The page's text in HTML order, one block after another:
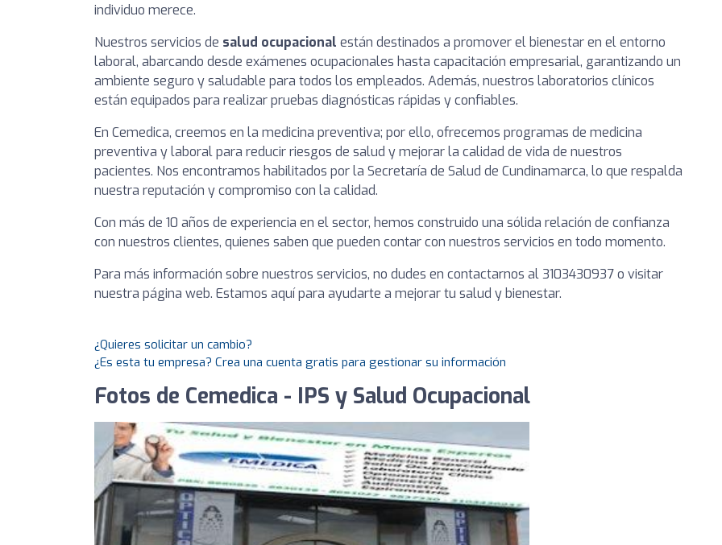
individuo merece.
Nuestros servicios de salud ocupacional están destinados a promover el bienestar en el entorno
laboral, abarcando desde exámenes ocupacionales hasta capacitación empresarial, garantizando un
ambiente seguro y saludable para todos los empleados. Además, nuestros laboratorios clínicos
están equipados para realizar pruebas diagnósticas rápidas y confiables.
En Cemedica, creemos en la medicina preventiva; por ello, ofrecemos programas de medicina
preventiva y laboral para reducir riesgos de salud y mejorar la calidad de vida de nuestros
pacientes. Nos encontramos habilitados por la Secretaría de Salud de Cundinamarca, lo que respalda
nuestra reputación y compromiso con la calidad.
Con más de 10 años de experiencia en el sector, hemos construido una sólida relación de confianza
con nuestros clientes, quienes saben que pueden contar con nuestros servicios en todo momento.
Para más información sobre nuestros servicios, no dudes en contactarnos al 3103430937 o visitar
nuestra página web. Estamos aquí para ayudarte a mejorar tu salud y bienestar.
¿Quieres solicitar un cambio?
¿Es esta tu empresa? Crea una cuenta gratis para gestionar su información
Fotos de Cemedica - IPS y Salud Ocupacional